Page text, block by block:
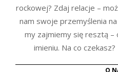
rockowej? Zdaj relacje –
nam swoje przemyślenia
my zajmiemy się resztą
imieniu. Na co
O